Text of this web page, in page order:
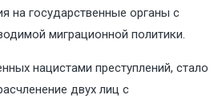
на государственные органы с
миграционной политики.
нацистами преступлений, стало
двух лиц с